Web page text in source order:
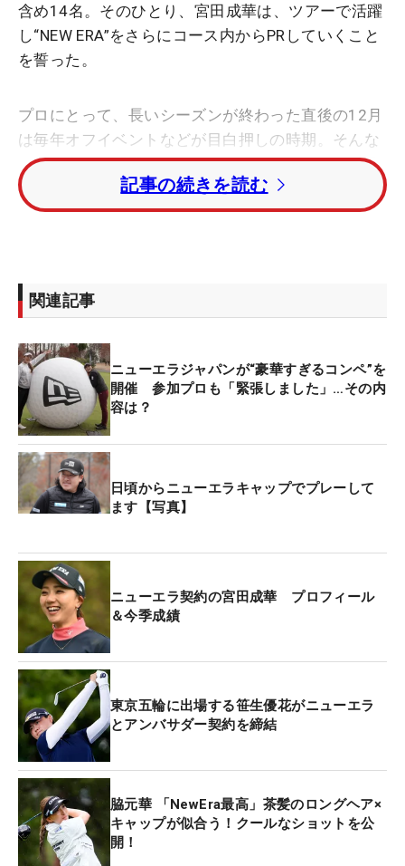
含め14名。そのひとり、宮田成華は、ツアーで活躍
し“NEW ERA”をさらにコース内からPRしていくこと
を誓った。
プロにとって、長いシーズンが終わった直後の12月
は毎年オフイベントなどが目白押しの時期。そんな
一日を宮田は「緊張」のなかで過ごした。これは足
を運んでくれたゲストたちに理由にある。芸能界、
スポーツ界などから多くの著名人が招かれ、同じコ
充実の時間を過ごした。
う。「窪塚さん（俳優の窪塚洋介氏）と回らせても
らって…。震えました」。多くの映画、テレビドラ
マなどに出演し、そのイケメンぶりは今も健在の44
歳を前にし、極度の緊張状態に陥ったのだ。それで
も気さくに話しかけてくれるなど、その人柄に触
れ、最終的にこの数ホールは楽しい時間になった。
プロとしてアドバイスを送ったかについて聞いてみ
ください』という気持ちでした（笑）」と回答。や
はり普段の“プロアマ”とは、ひと味もふた味も違
う。
そんなオフシーズンを、いい形で迎えることができ
た。先日終わった2023年シーズンについて、「一言
でいうと、いいシーズンだったな」と振り返ること
ができる。
QTランク66位で開幕を迎え、序盤戦はレギュラー
ツアーと下部のステップ・アップ・ツアーを行き来
する生活を送った。そのなかで7月の「資生堂レデ
ィス」では、最終日を首位で迎え優勝争いの一員に
記事の続きを読む
関連記事
ニューエラジャパンが“豪華すぎるコンペ”を
開催 参加プロも「緊張しました」…その内
容は？
日頃からニューエラキャップでプレーして
ます【写真】
ニューエラ契約の宮田成華 プロフィール
＆今季成績
東京五輪に出場する笹生優花がニューエラ
とアンバサダー契約を締結
脇元華 「NewEra最高」茶髪のロングヘア×
キャップが似合う！クールなショットを公
開！